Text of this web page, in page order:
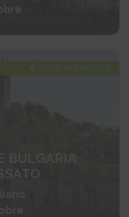
€ 2030 voli esclusi
BULGARIA